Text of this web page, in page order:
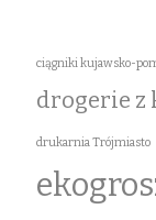
ciągniki kujawsko-
drogerie z
drukarnia Trójmiasto